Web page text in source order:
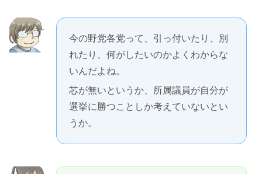
今の野党各党って、引っ付いたり、別
れたり、何がしたいのかよくわからな
いんだよね。
芯が無いというか、所属議員が自分が
選挙に勝つことしか考えていないとい
うか。